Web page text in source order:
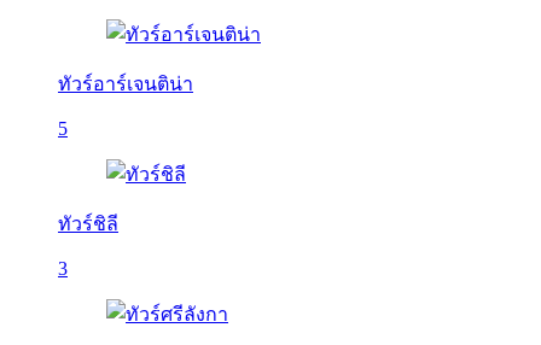
ทัวร์อาร์เจนติน่า
5
ทัวร์ชิลี
3